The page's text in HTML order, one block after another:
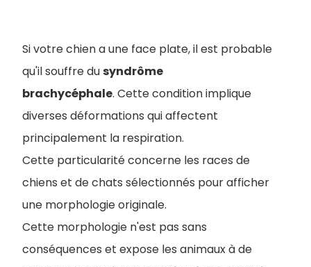
Si votre chien a une face plate, il est probable
qu'il souffre dusyndrôme
brachycéphale. Cette condition implique
diverses déformations qui affectent
principalement la respiration.
Cette particularité concerne les races de
chiens et de chats sélectionnés pour afficher
une morphologie originale.
Cette morphologie n'est pas sans
conséquences et expose les animaux à de